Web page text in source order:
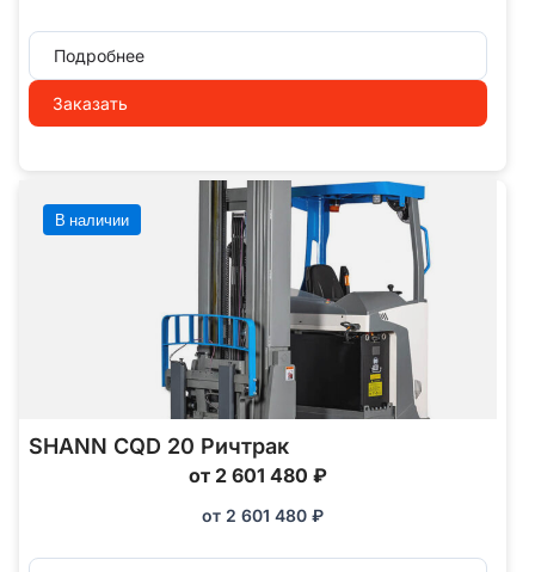
Подробнее
Заказать
В наличии
SHANN CQD 20 Ричтрак
от 2 601 480 ₽
от 2 601 480 ₽